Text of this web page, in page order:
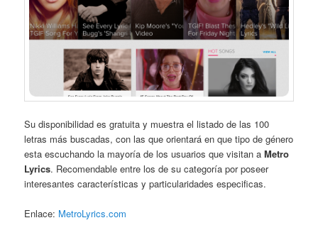
Su disponibilidad es gratuita y muestra el listado de las 100
letras más buscadas, con las que orientará en que tipo de género
esta escuchando la mayoría de los usuarios que visitan aMetro
Lyrics. Recomendable entre los de su categoría por poseer
interesantes características y particularidades especificas.
Enlace: MetroLyrics.com